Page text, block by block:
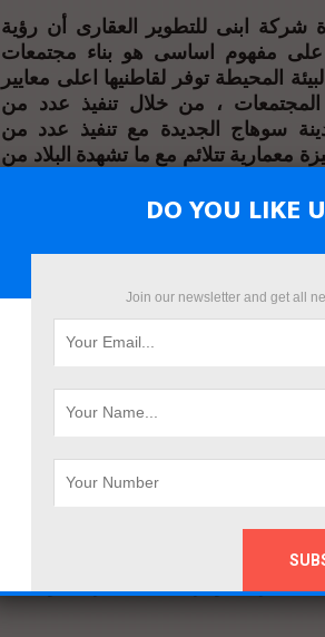
ابنى للتطوير العقارى أن رؤية
على مفهوم اساسى هو بناء مجتمعات
المحيطة توفر لقاطنيها اعلى معايير
المجتمعات ، من خلال تنفيذ عدد من
سوهاج الجديدة مع تنفيذ عدد من
معمارية تتلائم مع ما تشهدة البلاد من
من حيث التقنية البنائية و الفنية
والحفاظ علي البيئة باعتبارها لغة
الاستثمارات بمشروعاتها ل 15 مليار جنيه وقد قررت خوض مجال الاستثمار
وايمانهم بأن مصر بالرغم من اى
بسوهاج الجديدة
مع أسعار البيع الا ان الشركة لم تألوا
عنها شاملة المساحات الخضراء ،
موفرة للعملاء الراحة والأمان
DO YOU LIKE
Join our newsletter and get all